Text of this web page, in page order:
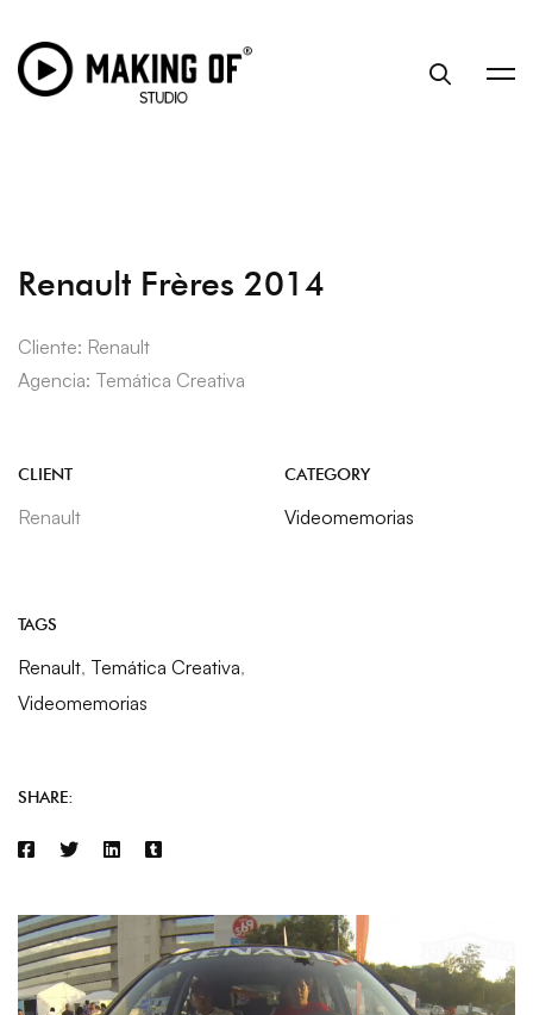
Renault Frères 2014
Cliente: Renault
Agencia: Temática Creativa
CLIENT
Renault
CATEGORY
Videomemorias
TAGS
Renault, Temática Creativa,
Videomemorias
SHARE: